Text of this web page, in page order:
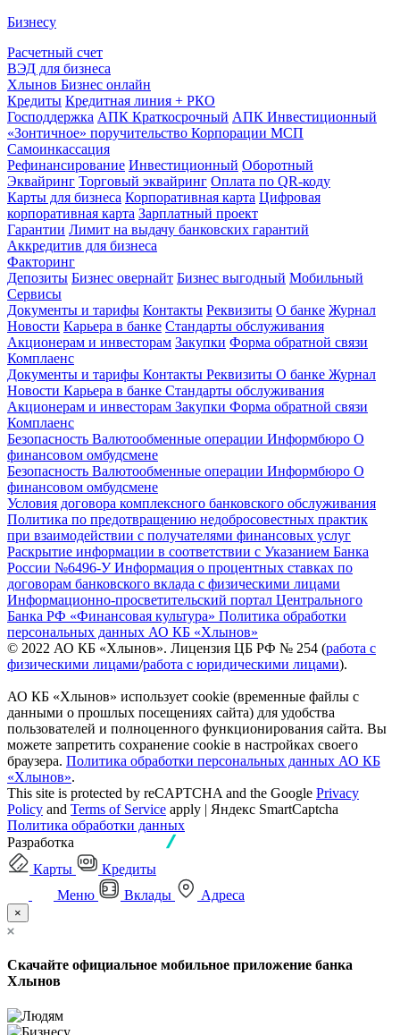
Бизнесу
Расчетный счет
ВЭД для бизнеса
Хлынов Бизнес онлайн
Кредиты Кредитная линия + РКО
Господдержка АПК Краткосрочный АПК Инвестиционный
«Зонтичное» поручительство Корпорации МСП
Самоинкассация
Рефинансирование Инвестиционный Оборотный
Эквайринг Торговый эквайринг Оплата по QR-коду
Карты для бизнеса Корпоративная карта Цифровая
корпоративная карта Зарплатный проект
Гарантии Лимит на выдачу банковских гарантий
Аккредитив для бизнеса
Факторинг
Депозиты Бизнес овернайт Бизнес выгодный Мобильный
Сервисы
Документы и тарифы Контакты Реквизиты О банке Журнал
Новости Карьера в банке Стандарты обслуживания
Акционерам и инвесторам Закупки Форма обратной связи
Комплаенс
Документы и тарифы Контакты Реквизиты О банке Журнал
Новости Карьера в банке Стандарты обслуживания
Акционерам и инвесторам Закупки Форма обратной связи
Комплаенс
Безопасность Валютообменные операции Информбюро О
финансовом омбудсмене
Безопасность Валютообменные операции Информбюро О
финансовом омбудсмене
Условия договора комплексного банковского обслуживания
Политика по предотвращению недобросовестных практик
при взаимодействии с получателями финансовых услуг
Раскрытие информации в соответствии с Указанием Банка
России №6496-УИнформация о процентных ставках по
договорам банковского вклада с физическими лицами
Информационно-просветительский портал Центрального
Банка РФ «Финансовая культура» Политика обработки
персональных данных АО КБ «Хлынов»
© 2022 АО КБ «Хлынов». Лицензия ЦБ РФ № 254 (работа с
физическими лицами/работа с юридическими лицами).
АО КБ «Хлынов» использует cookie (временные файлы с
данными о прошлых посещениях сайта) для удобства
пользователей и полноценного функционирования сайта. Вы
можете запретить сохранение cookie в настройках своего
браузера. Политика обработки персональных данных АО КБ
«Хлынов».
This site is protected by reCAPTCHA and the Google Privacy
Policy and Terms of Service apply | Яндекс SmartCaptcha
Политика обработки данных
Разработка
Карты
Кредиты
Меню
Вклады Адреса
×
Скачайте официальное мобильное приложение банка
Хлынов